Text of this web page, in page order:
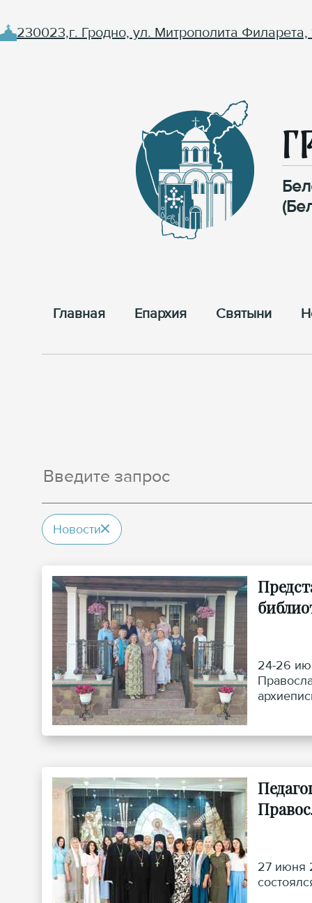
230023,г. Гродно, ул. Митрополита Филарета,
Главная Епархия Cвятыни
Новости
24-26
27 июня